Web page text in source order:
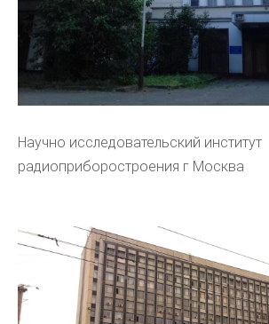
Научно исследовательский институт
радиоприборостроения г Москва